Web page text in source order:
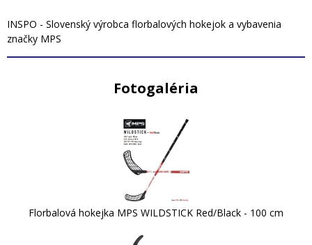
INSPO - Slovenský výrobca florbalových hokejok a vybavenia
značky MPS
Fotogaléria
Florbalová hokejka MPS WILDSTICK Red/Black - 100 cm